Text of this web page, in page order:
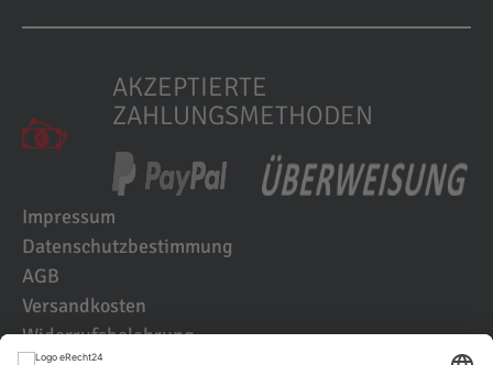
AKZEPTIERTE
ZAHLUNGSMETHODEN
Impressum
Datenschutzbestimmung
AGB
Versandkosten
Widerrufsbelehrung